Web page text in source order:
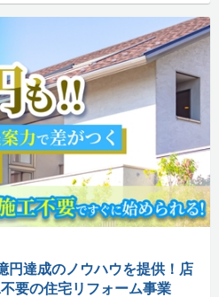
円達成のノウハウを提供！店
要の住宅リフォーム事業